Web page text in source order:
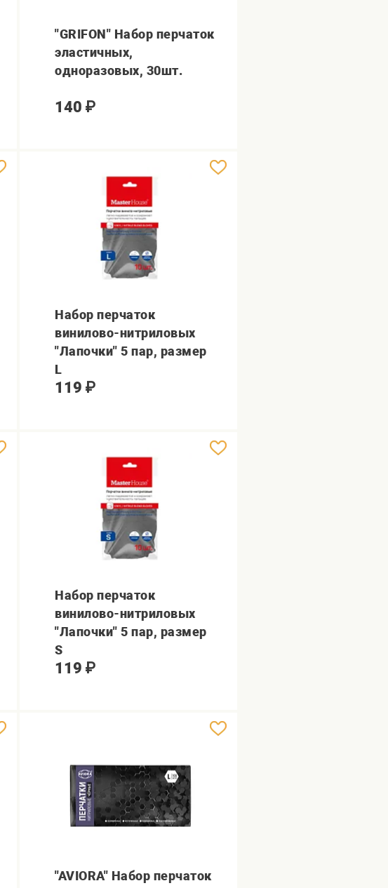
"GRIFON" Набор перчаток
эластичных,
одноразовых, 30шт.
140 ₽
Набор перчаток
винилово-нитриловых
"Лапочки" 5 пар, размер
L
119 ₽
Набор перчаток
винилово-нитриловых
"Лапочки" 5 пар, размер
S
119 ₽
"AVIORA" Набор перчаток